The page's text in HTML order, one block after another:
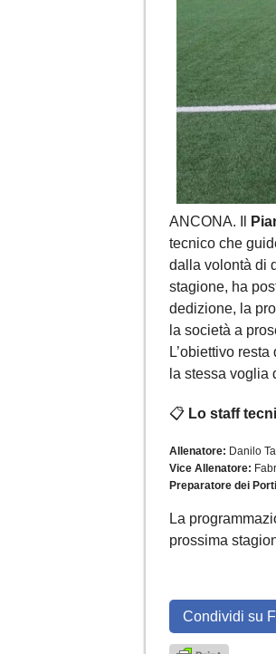
ANCONA. Il
tecnico che
dalla volontà di
stagione, ha
dedizione, la
la società a
L’obiettivo
la stessa voglia
📋 Lo staff
Allenatore: Danilo
Vice Allenatore:
Preparatore dei
La
prossima
Condividi su